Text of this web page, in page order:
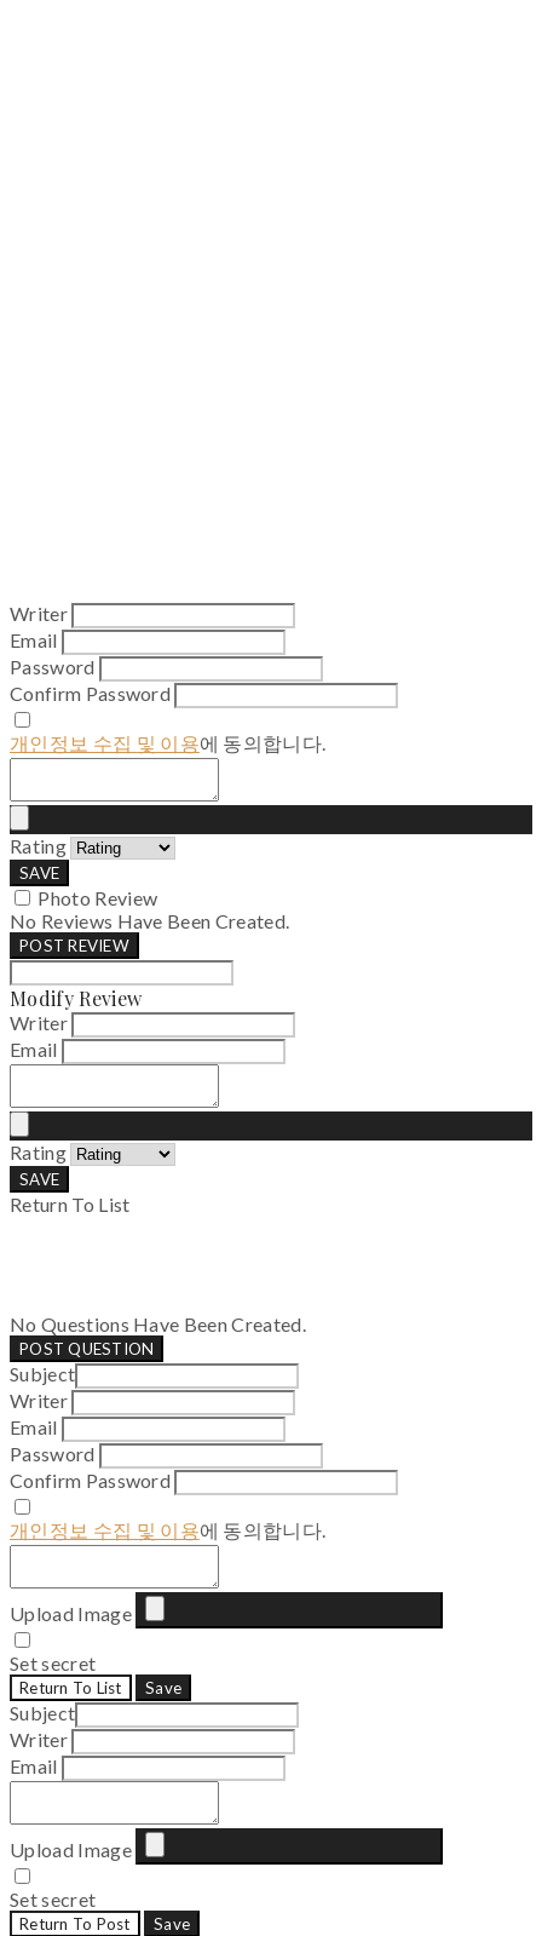
Writer
Email
Password
Confirm Password
개인정보 수집 및 이용에 동의합니다.
Rating
SAVE
Photo Review
No Reviews Have Been Created.
POST REVIEW
Modify Review
Writer
Email
Rating
SAVE
Return To List
No Questions Have Been Created.
POST QUESTION
Subject
Writer
Email
Password
Confirm Password
개인정보 수집 및 이용에 동의합니다.
Upload Image
Set secret
Return To List Save
Subject
Writer
Email
Upload Image
Set secret
Return To Post Save